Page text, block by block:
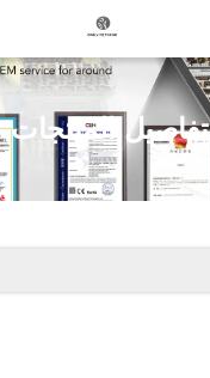
تفاصيل المنتجات